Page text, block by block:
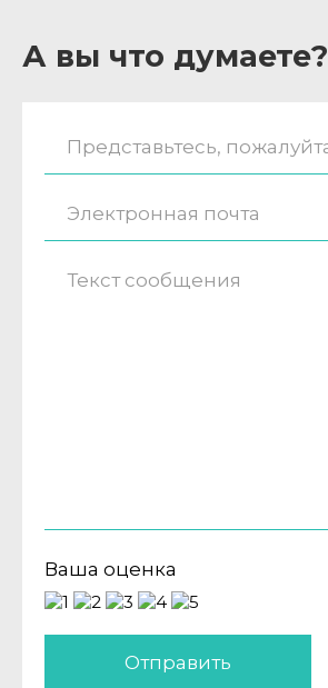
А вы что думаете?
Ваша оценка
Отправить